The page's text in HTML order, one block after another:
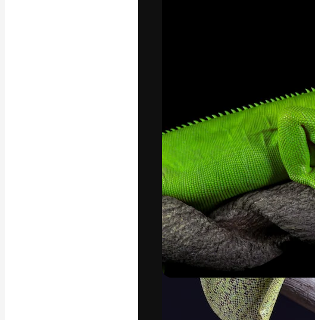
ваших лучших работ.
подписчиков среди
предприятий, агентств и
Pусский